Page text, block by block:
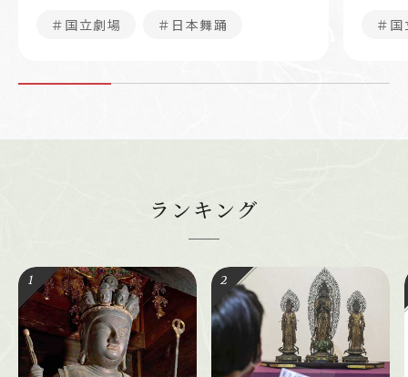
＃国立劇場 ＃日本舞踊 ＃
ランキング